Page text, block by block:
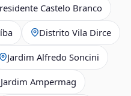
Castelo Branco
Distrito Vila Dirce
Jardim Alfredo Soncini
Jardim Ampermag